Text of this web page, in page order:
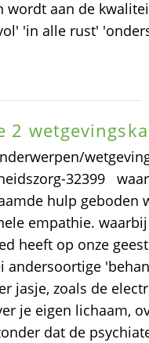
wordt aan de
'in alle rust'
2
32399
hulp geboden
empathie.
heeft op onze
jasje, zoals de
je eigen lichaam,
dat de